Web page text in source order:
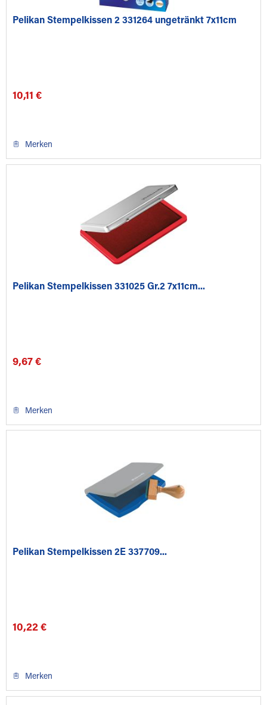
Pelikan Stempelkissen 2 331264 ungetränkt 7x11cm
10,11 €
Merken
Pelikan Stempelkissen 331025 Gr.2 7x11cm...
9,67 €
Merken
Pelikan Stempelkissen 2E 337709...
10,22 €
Merken